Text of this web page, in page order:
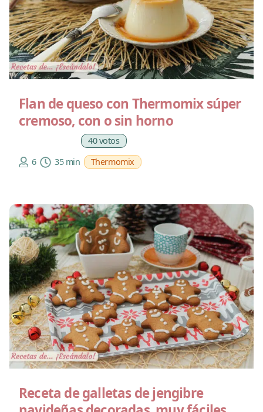
Flan de queso con Thermomix súper
cremoso, con o sin horno
40 votos
6
35 min Thermomix
Receta de galletas de jengibre